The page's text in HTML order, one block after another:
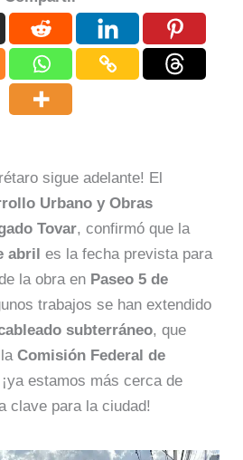
sigue adelante! El
Urbano y Obras
Tovar, confirmó que la
abril es la fecha prevista para
la obra en Paseo 5 de
trabajos se han extendido
subterráneo, que
laComisión Federal de
estamos más cerca de
clave para la ciudad!